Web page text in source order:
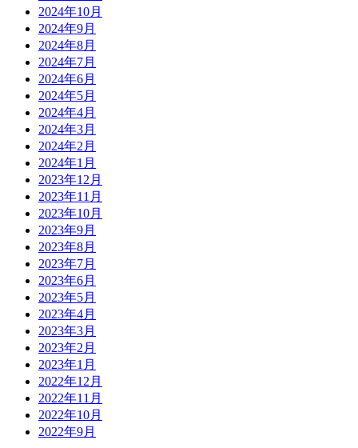
2024年10月
2024年9月
2024年8月
2024年7月
2024年6月
2024年5月
2024年4月
2024年3月
2024年2月
2024年1月
2023年12月
2023年11月
2023年10月
2023年9月
2023年8月
2023年7月
2023年6月
2023年5月
2023年4月
2023年3月
2023年2月
2023年1月
2022年12月
2022年11月
2022年10月
2022年9月